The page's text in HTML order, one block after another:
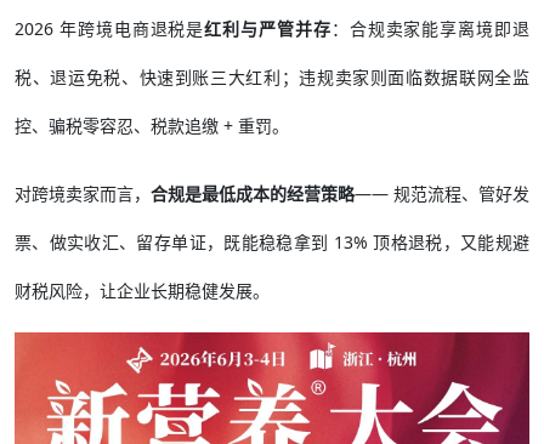
2026 年跨境电商退税是红利与严管并存：合规卖家能享离境即退
税、退运免税、快速到账三大红利；违规卖家则面临数据联网全监
控、骗税零容忍、税款追缴 + 重罚。
对跨境卖家而言， 合规是最低成本的经营策略—— 规范流程、管好发
票、做实收汇、留存单证，既能稳稳拿到 13% 顶格退税，又能规避
财税风险，让企业长期稳健发展。